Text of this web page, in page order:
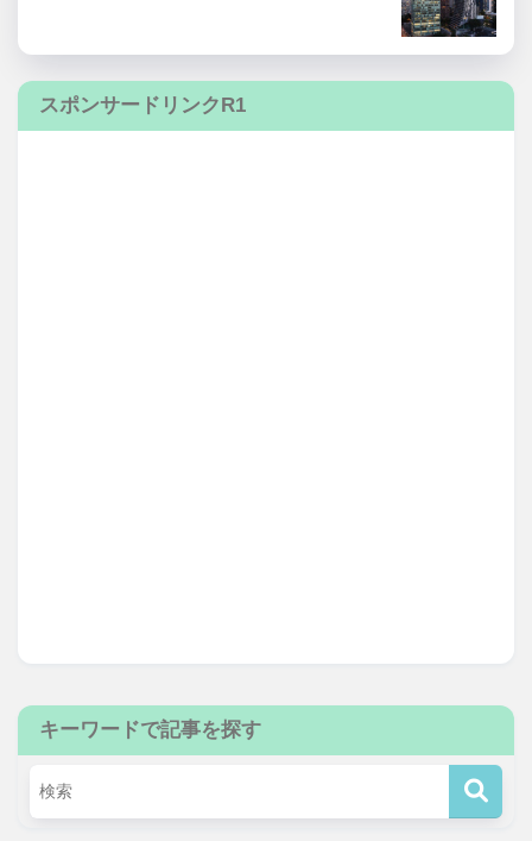
スポンサードリンクR1
キーワードで記事を探す